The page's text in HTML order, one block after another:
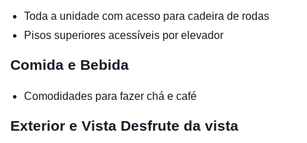
Toda a unidade com acesso para cadeira de rodas
Pisos superiores acessíveis por elevador
Comida e Bebida
Comodidades para fazer chá e café
Exterior e Vista Desfrute da vista